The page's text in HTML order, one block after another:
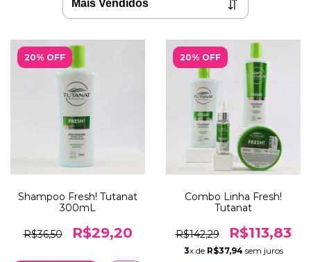
20% OFF
Shampoo Fresh! Tutanat
300mL
R$36,50 R$29,20
20% OFF
Combo Linha Fresh!
Tutanat
R$142,29 R$113,83
3x de R$37,94 sem juros